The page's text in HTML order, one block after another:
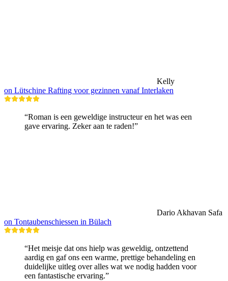
Kelly
on Lütschine Rafting voor gezinnen vanaf Interlaken
“Roman is een geweldige instructeur en het was een
gave ervaring. Zeker aan te raden!”
Dario Akhavan Safa
on Tontaubenschiessen in Bülach
“Het meisje dat ons hielp was geweldig, ontzettend
aardig en gaf ons een warme, prettige behandeling en
duidelijke uitleg over alles wat we nodig hadden voor
een fantastische ervaring.”